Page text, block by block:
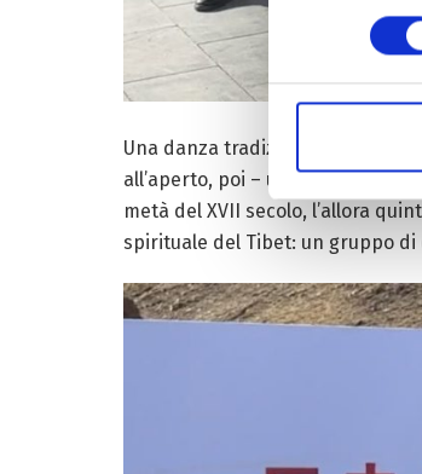
Una danza tradizionale con una
all’aperto, poi – una volta
metà del XVII secolo, l’allora
spirituale del Tibet: un gruppo